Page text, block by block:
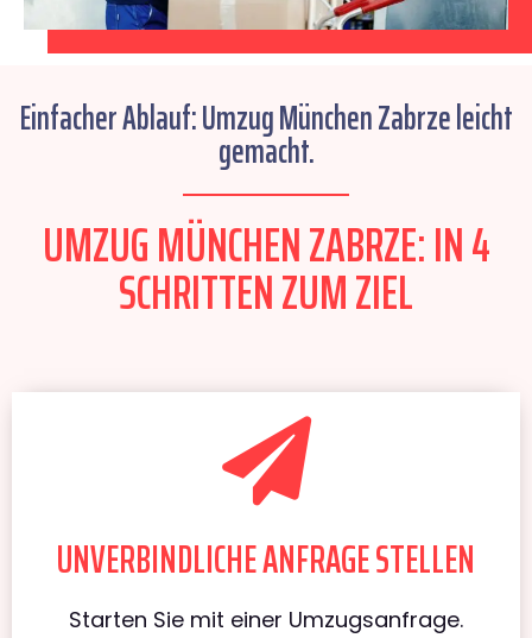
Einfacher Ablauf: Umzug München Zabrze leicht
gemacht.
UMZUG MÜNCHEN ZABRZE: IN 4
SCHRITTEN ZUM ZIEL
UNVERBINDLICHE ANFRAGE STELLEN
Starten Sie mit einer Umzugsanfrage.